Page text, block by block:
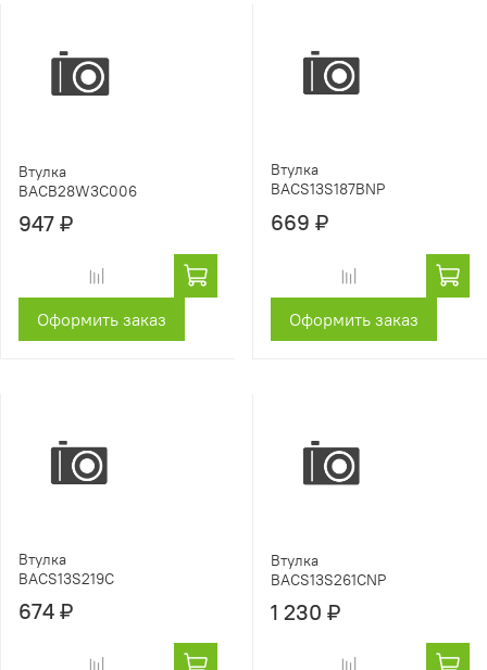
Втулка
BACB28W3C006
947 ₽
Оформить заказ
Втулка
BACS13S187BNP
669 ₽
Оформить заказ
Втулка
BACS13S219C
674 ₽
Втулка
BACS13S261CNP
1 230 ₽